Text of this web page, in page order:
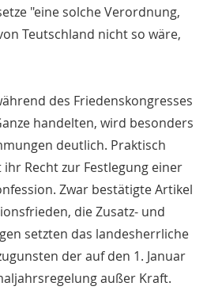
"eine solche Verordnung,
Teutschland nicht so wäre,
des Friedenskongresses
handelten, wird besonders
deutlich. Praktisch
Recht zur Festlegung einer
Zwar bestätigte Artikel
die Zusatz- und
setzten das landesherrliche
der auf den 1. Januar
außer Kraft.